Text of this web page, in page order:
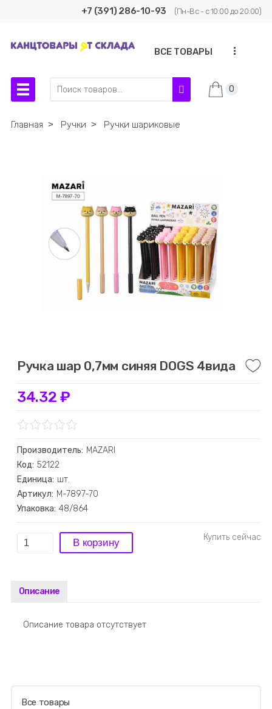
+7 (391) 286-10-93 (Пн-Вс - с 10:00 до 20:00)
ВСЕ ТОВАРЫ ...
0
Главная ˃ Ручки ˃ Ручки шариковые
Ручка шар 0,7мм синяя DOGS 4вида
34.32 ₽
Производитель: MAZARI
Код: 52122
Единица: шт.
Артикул: M-7897-70
Упаковка: 48/864
Описание
Описание товара отсутствует
Все товары